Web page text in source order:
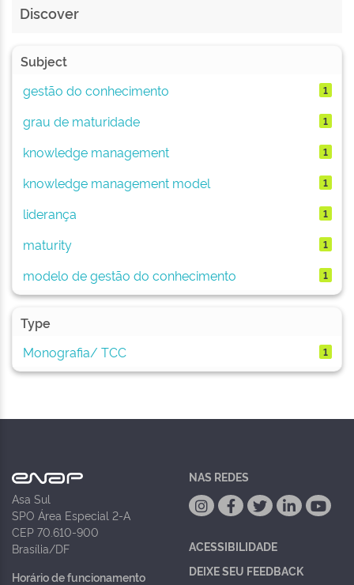
Discover
Subject
gestão do conhecimento
1
grau de maturidade 1
knowledge management 1
knowledge management model 1
liderança 1
maturity 1
modelo de gestão do conhecimento 1
Type
Monografia/ TCC
1
Asa Sul
SPO Área Especial 2-A
CEP 70.610-900
Brasília/DF
Horário de funcionamento
NAS REDES
ACESSIBILIDADE
DEIXE SEU FEEDBACK